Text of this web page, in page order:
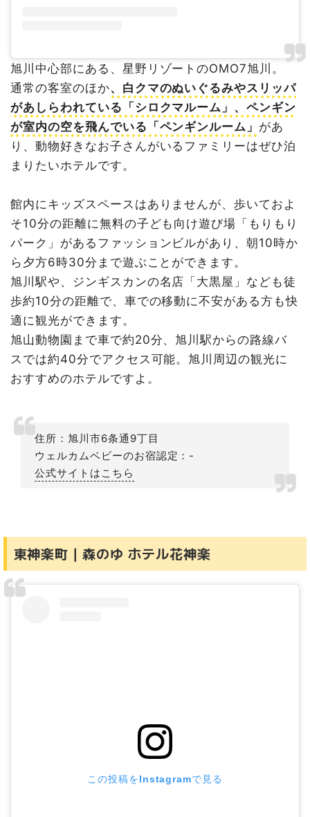
旭川中心部にある、星野リゾートのOMO7旭川。
通常の客室のほか、白クマのぬいぐるみやスリッパ
があしらわれている「シロクマルーム」、ペンギン
が室内の空を飛んでいる「ペンギンルーム」 があ
り、動物好きなお子さんがいるファミリーはぜひ泊
まりたいホテルです。
館内にキッズスペースはありませんが、歩いておよ
そ10分の距離に無料の子ども向け遊び場「もりもり
パーク」があるファッションビルがあり、朝10時か
ら夕方6時30分まで遊ぶことができます。
旭川駅や、ジンギスカンの名店「大黒屋」なども徒
歩約10分の距離で、車での移動に不安がある方も快
適に観光ができます。
旭山動物園まで車で約20分、旭川駅からの路線バ
スでは約40分でアクセス可能。旭川周辺の観光に
おすすめのホテルですよ。
住所：旭川市6条通9丁目
ウェルカムベビーのお宿認定：-
公式サイトはこちら
東神楽町｜森のゆ ホテル花神楽
この投稿をInstagramで見る